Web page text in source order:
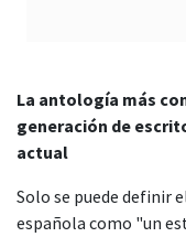
La antología más
generación de
actual
Solo se puede definir
española como "un